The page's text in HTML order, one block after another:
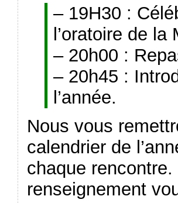
– 19H30 :
l’oratoire de
– 20h00 :
– 20h45 :
l’année.
Nous vous
calendrier de
chaque
renseignement